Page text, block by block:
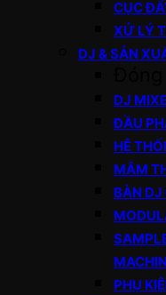
CỤC
XỬ LÝ
DJ & SẢN
DJ
ĐẦU
HỆ
MÂM
BÀN DJ
PHỤ